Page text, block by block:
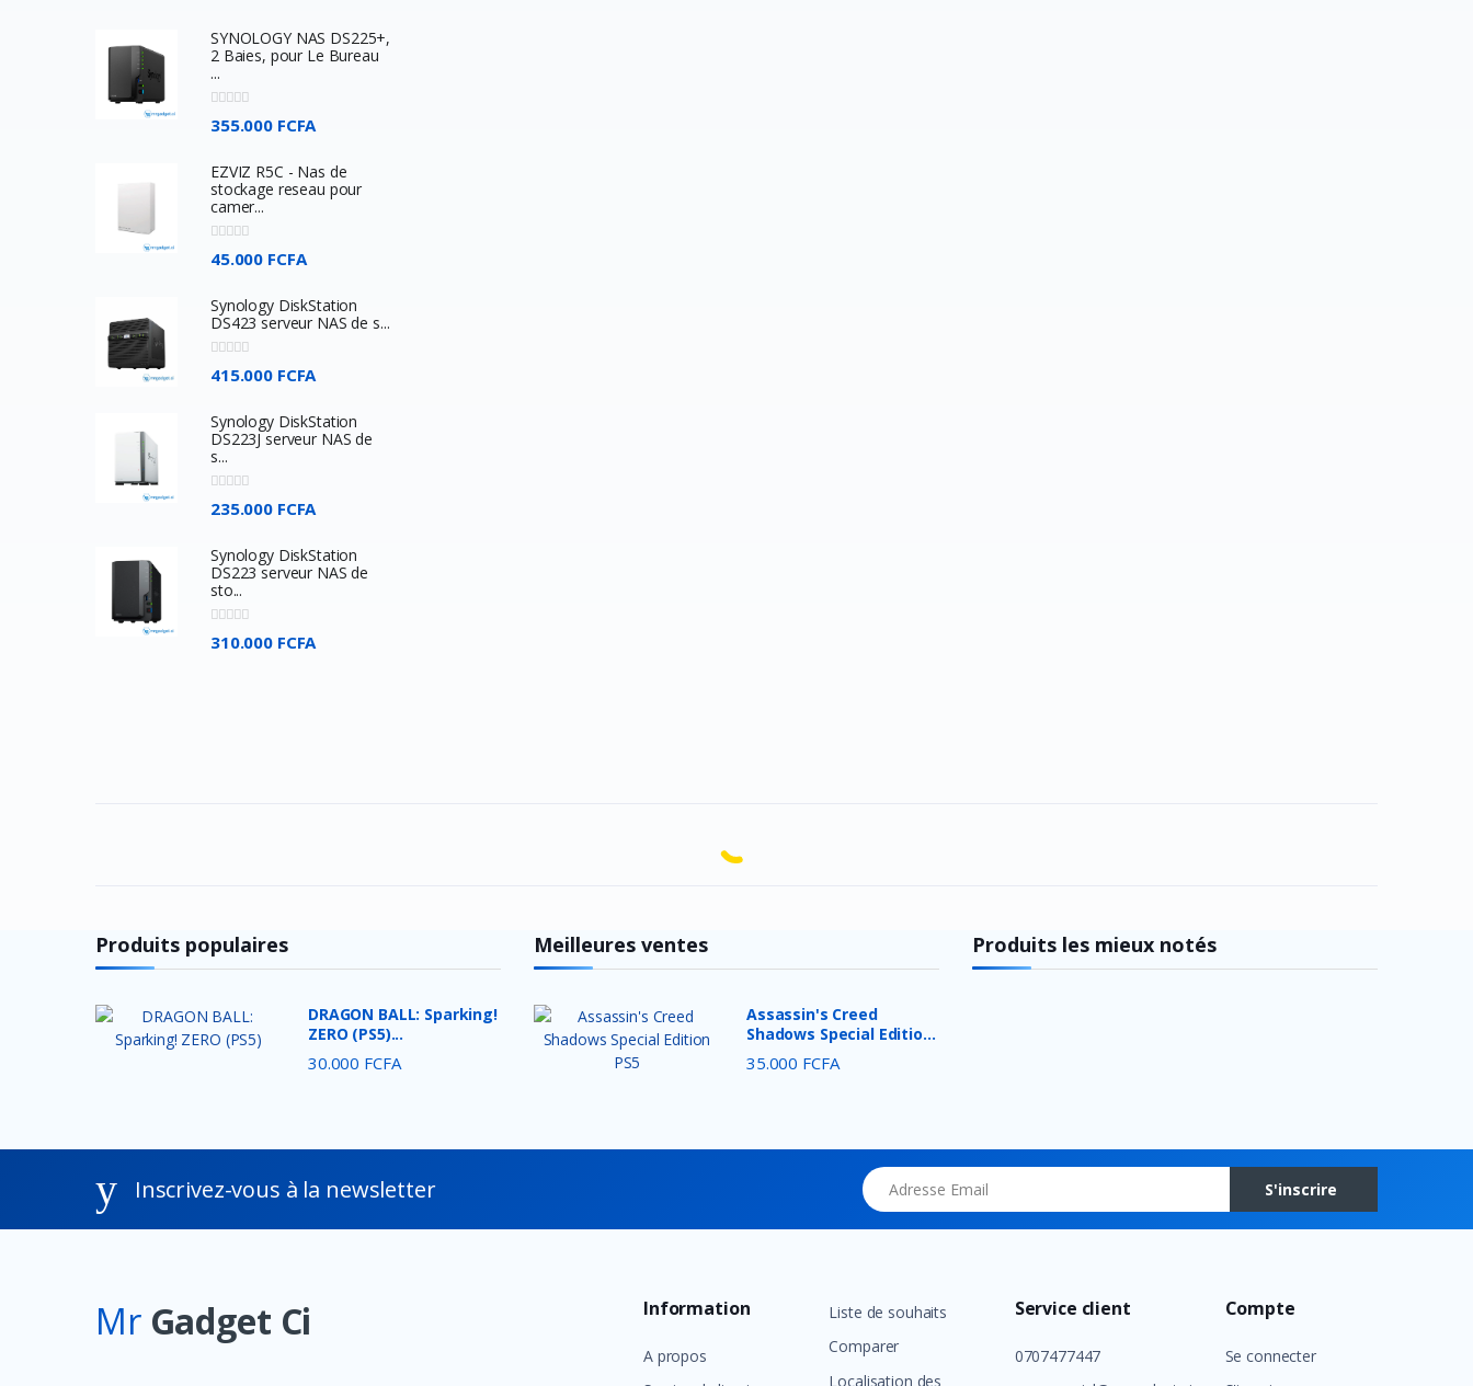
Western Digital
Asus
JBL
SONY
Beats ELectronics
Oculus
Philips
HyperX
Toshiba
Meetion
Byintek
Lexar
Nokia
DEEP COOL
Redragon
DURACELL
SYNOLOGY NAS DS225+,
2 Baies, pour Le Bureau
...
355.000 FCFA
EZVIZ R5C - Nas de
stockage reseau pour
camer...
45.000 FCFA
Synology DiskStation
DS423 serveur NAS de s...
415.000 FCFA
Synology DiskStation
DS223J serveur NAS de
s...
235.000 FCFA
Synology DiskStation
DS223 serveur NAS de
sto...
310.000 FCFA
Produits populaires
DRAGON BALL: Sparking!
ZERO (PS5)...
30.000 FCFA
Meilleures ventes
Assassin's Creed
Shadows Special Edition
PS5...
35.000 FCFA
Produits les mieux notés
Inscrivez-vous à la newsletter Adresse Email
S'inscrire
Mr Gadget Ci Information
A propos
Liste de souhaits
Comparer
Localisation des
Service client
0707477447
Compte
Se connecter